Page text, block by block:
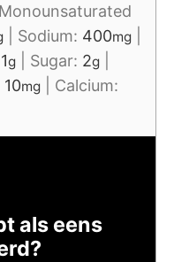
Monounsaturated
Sodium: 400mg
1g Sugar: 2g
10mg
Calcium:
als eens